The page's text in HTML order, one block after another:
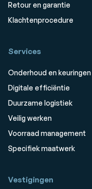
Retour en garantie
Klachtenprocedure
Services
Onderhoud en keuringen
Digitale efficiëntie
Duurzame logistiek
Veilig werken
Voorraad management
Specifiek maatwerk
Vestigingen